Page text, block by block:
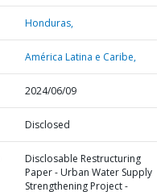
Honduras,
América Latina e Caribe,
2024/06/09
Disclosed
Disclosable Restructuring
Paper - Urban Water Supply
Strengthening Project -